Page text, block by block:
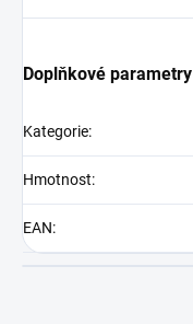
Doplňkové parametry
Kategorie:
Hmotnost:
EAN: